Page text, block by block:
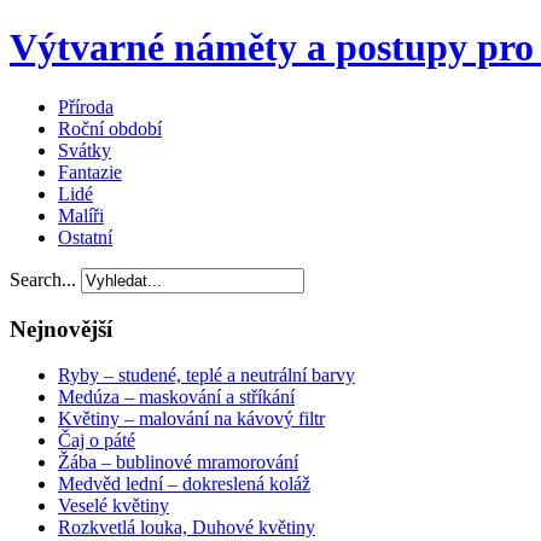
Výtvarné náměty a postupy
Příroda
Roční období
Svátky
Fantazie
Lidé
Malíři
Ostatní
Search...
Nejnovější
Ryby – studené, teplé a neutrální barvy
Medúza – maskování a stříkání
Květiny – malování na kávový filtr
Čaj o páté
Žába – bublinové mramorování
Medvěd lední – dokreslená koláž
Veselé květiny
Rozkvetlá louka, Duhové květiny